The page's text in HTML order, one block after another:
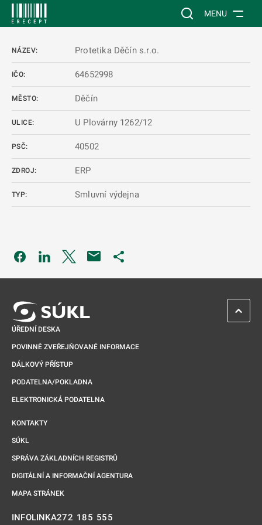
Vyhledávání na
MENU
NÁZEV: Protetika Děčín s.r.o.
IČO: 64652998
MĚSTO: Děčín
ULICE: U Plovárny 1262/12
PSČ: 40502
ZDROJ: ERP
TYP: Smluvní výdejna
Odkaz se otevře na nové kartě
Odkaz se otevře na nové kartě
Odkaz se otevře na nové kartě
ÚŘEDNÍ DESKA
POVINNĚ ZVEŘEJŇOVANÉ INFORMACE
DÁLKOVÝ PŘÍSTUP
PODATELNA/POKLADNA
ELEKTRONICKÁ PODATELNA
KONTAKTY
SÚKL
SPRÁVA ZÁKLADNÍCH REGISTRŮ
DIGITÁLNÍ A INFORMAČNÍ AGENTURA
MAPA STRÁNEK
INFOLINKA272 185 555
ZPĚT